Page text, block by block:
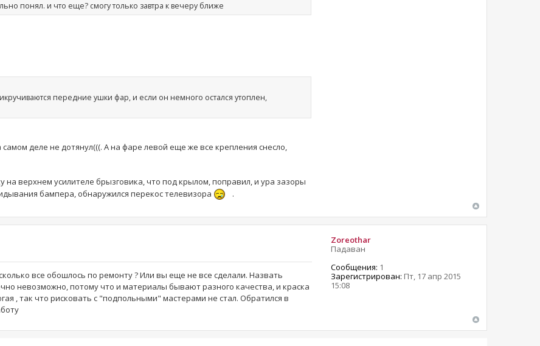
понял. и что еще? смогу только завтра к вечеру ближе
передние ушки фар, и если он немного остался утоплен,
деле не дотянул(((. А на фаре левой еще же все крепления снесло,
верхнем усилителе брызговика, что под крылом, поправил, и ура зазоры
бампера, обнаружился перекос телевизора .
все обошлось по ремонту ? Или вы еще не все сделали. Назвать
невозможно, потому что и материалы бывают разного качества, и краска
, так что рисковать с "подпольными" мастерами не стал. Обратился в
Zoreothar
Падаван
Сообщения: 1
Зарегистрирован: Пт, 17 апр 2015
15:08